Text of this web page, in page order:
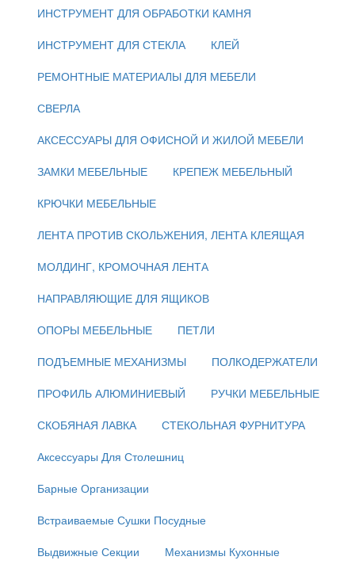
ИНСТРУМЕНТ ДЛЯ ОБРАБОТКИ КАМНЯ
ИНСТРУМЕНТ ДЛЯ СТЕКЛА
КЛЕЙ
РЕМОНТНЫЕ МАТЕРИАЛЫ ДЛЯ МЕБЕЛИ
СВЕРЛА
АКСЕССУАРЫ ДЛЯ ОФИСНОЙ И ЖИЛОЙ МЕБЕЛИ
ЗАМКИ МЕБЕЛЬНЫЕ
КРЕПЕЖ МЕБЕЛЬНЫЙ
КРЮЧКИ МЕБЕЛЬНЫЕ
ЛЕНТА ПРОТИВ СКОЛЬЖЕНИЯ, ЛЕНТА КЛЕЯЩАЯ
МОЛДИНГ, КРОМОЧНАЯ ЛЕНТА
НАПРАВЛЯЮЩИЕ ДЛЯ ЯЩИКОВ
ОПОРЫ МЕБЕЛЬНЫЕ
ПЕТЛИ
ПОДЪЕМНЫЕ МЕХАНИЗМЫ
ПОЛКОДЕРЖАТЕЛИ
ПРОФИЛЬ АЛЮМИНИЕВЫЙ
РУЧКИ МЕБЕЛЬНЫЕ
СКОБЯНАЯ ЛАВКА
СТЕКОЛЬНАЯ ФУРНИТУРА
Аксессуары Для Столешниц
Барные Организации
Встраиваемые Сушки Посудные
Выдвижные Секции
Механизмы Кухонные